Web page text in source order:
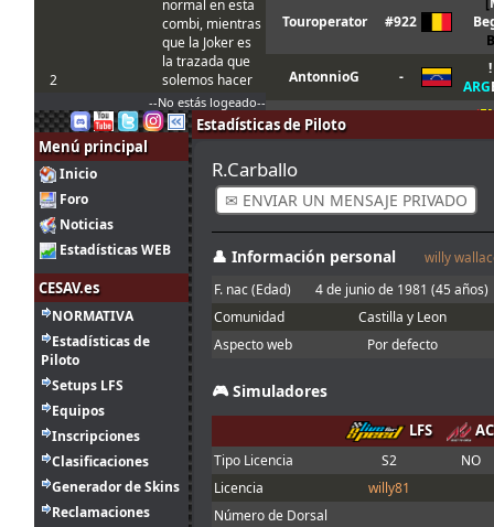
2
17:17
:
normal en esta
combi, mientras
que la Joker es
la trazada que
solemos hacer
siempre y que
toma menos
tiempo. En todo
caso la Joker
está marcada
en el asfalto con
franjas rojas y
amarillas
2
ago.
14:30
Ikarus
Buenas, con la
Joker lap
entiendo que se
refiere al mini
óvalo que se
hace en el
server Q, no?
ago.
18:19
menjacocs
ago.
7:07
tangovalens :
"A fondo o a
casa"
Touroperator #922
AntonnioG
-
ARG
TAV NOV1
(
[MR
[MRc]Suforr #42
[MRc] tBug #445 (
GUM
KingOfIce #45 LFSFr
GUM derinus #222
TAV-El Nano
[SyN] Cameron #313 (
N] HiWATT #79
--No estás logeado--
Menú principal
Inicio
Foro
Noticias
Estadísticas WEB
CESAV.es
NORMATIVA
Estadísticas de
Piloto
Setups LFS
Equipos
Inscripciones
Clasificaciones
Generador de Skins
Reclamaciones
Estadísticas de Piloto
R.Carballo
✉ ENVIAR UN MENSAJE PRIVADO
👤 Información personal willy
F. nac (Edad) 4 de junio de 1981 (45 años)
Comunidad
Castilla y Leon
Aspecto web
Por defecto
🎮 Simuladores
LFS AC
Tipo Licencia S2
NO
Licencia
willy81
Número de Dorsal